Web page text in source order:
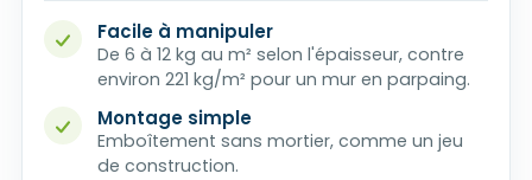
Facile à manipuler
De 6 à 12 kg au m² selon l'épaisseur, contre
environ 221 kg/m² pour un mur en parpaing.
Montage simple
Emboîtement sans mortier, comme un jeu
de construction.